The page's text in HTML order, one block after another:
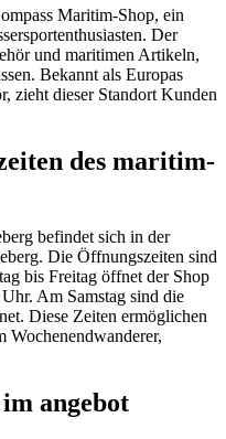
Maritim-Shop, ein
Der
und maritimen Artikeln,
Bekannt als Europas
zieht dieser Standort Kunden
des maritim-
befindet sich in der
Die Öffnungszeiten sind
bis Freitag öffnet der Shop
Am Samstag sind die
Diese Zeiten ermöglichen
Wochenendwanderer,
angebot